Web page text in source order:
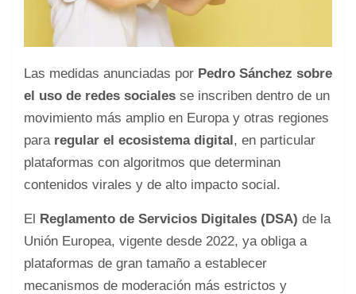
Las medidas anunciadas por Pedro Sánchez sobre
el uso de redes sociales se inscriben dentro de un
movimiento más amplio en Europa y otras regiones
para regular el ecosistema digital, en particular
plataformas con algoritmos que determinan
contenidos virales y de alto impacto social.
El Reglamento de Servicios Digitales (DSA) de la
Unión Europea, vigente desde 2022, ya obliga a
plataformas de gran tamaño a establecer
mecanismos de moderación más estrictos y